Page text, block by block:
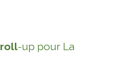
roll-up pour La